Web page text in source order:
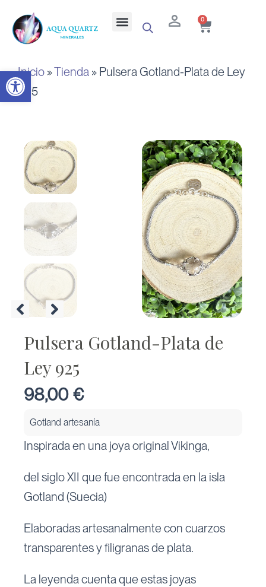
Abrir barra de herramientas
contenido
Menu 0
Inicio »Tienda » Pulsera Gotland-Plata de Ley
925
Pulsera Gotland-Plata de
Ley 925
98,00€
Gotland artesanía
Inspirada en una joya original Vikinga,
del siglo XII que fue encontrada en la isla
Gotland (Suecia)
Elaboradas artesanalmente con cuarzos
transparentes y filigranas de plata.
La leyenda cuenta que estas joyas